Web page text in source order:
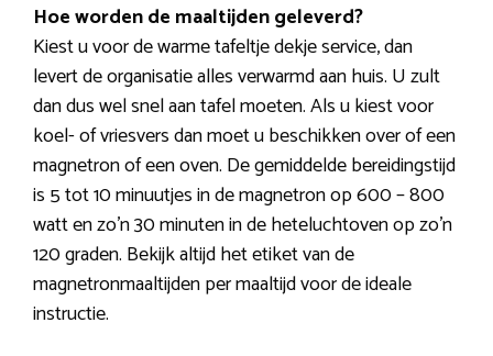
Hoe worden de maaltijden geleverd?
Kiest u voor de warme tafeltje dekje service, dan
levert de organisatie alles verwarmd aan huis. U zult
dan dus wel snel aan tafel moeten. Als u kiest voor
koel- of vriesvers dan moet u beschikken over of een
magnetron of een oven. De gemiddelde bereidingstijd
is 5 tot 10 minuutjes in de magnetron op 600 – 800
watt en zo’n 30 minuten in de heteluchtoven op zo’n
120 graden. Bekijk altijd het etiket van de
magnetronmaaltijden per maaltijd voor de ideale
instructie.